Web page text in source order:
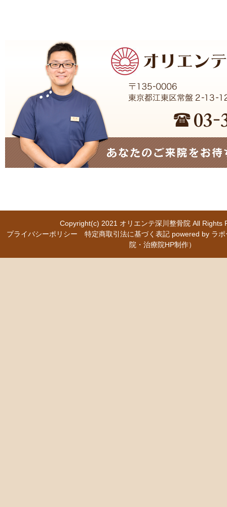
Copyright(c) 2021 オリエンテ深川整骨院 All
プライバシーポリシー
特定商取引法に基づく表記 powered by ラ
院・治療院HP制作）